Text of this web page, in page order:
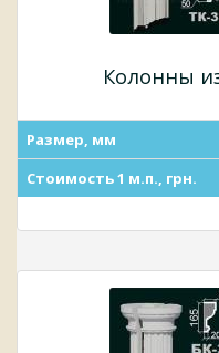
Колонны
Размер, мм
Стоимость 1 м.п., грн.